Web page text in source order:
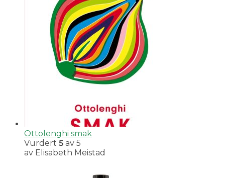
Ottolenghi smak
Vurdert 5 av 5
av Elisabeth Meistad